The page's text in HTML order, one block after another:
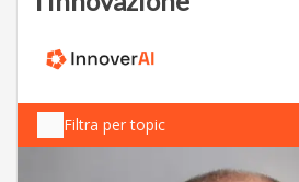
Filtra per topic